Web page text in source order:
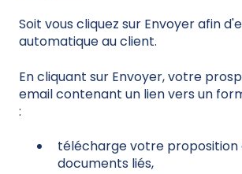
Soit vous cliquez sur Envoyer afin
automatique au client.
En cliquant sur Envoyer, votre
email contenant un lien vers un
:
télécharge votre proposition
documents liés,